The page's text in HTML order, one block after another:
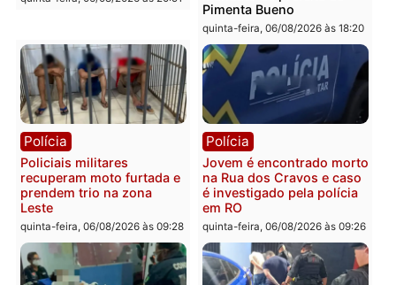
Você também vai querer ler...
Polícia
Tragédia na BR-364:
colisão entre caminhão e
carro deixa quatro mortos
em Porto Velho
quinta-feira, 06/08/2026 às 20:51
Política
Ministro Dias Tofolli , do
TSE, determina
e processamento da
que pode levar à perda
mandato da prefeita de
Pimenta Bueno